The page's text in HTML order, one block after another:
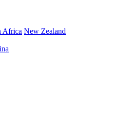
Africa New Zealand